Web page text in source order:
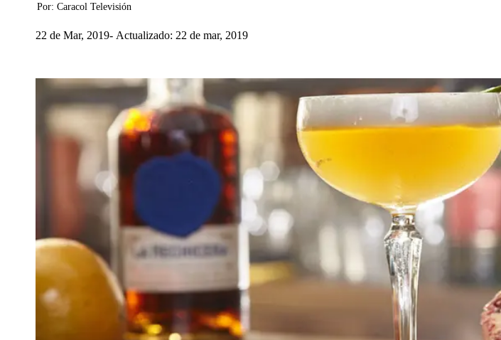
Por: Caracol Televisión
22 de Mar, 2019 Actualizado: 22 de mar, 2019